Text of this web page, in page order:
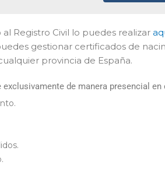
Registro Civil lo puedes realizar
gestionar certificados de
provincia de España.
de manera presencial